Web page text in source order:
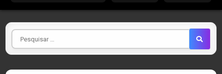
Pesquisar
por